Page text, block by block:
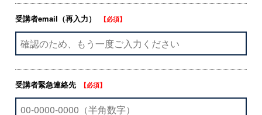
受講者email（再入力） 【必須】
受講者緊急連絡先 【必須】